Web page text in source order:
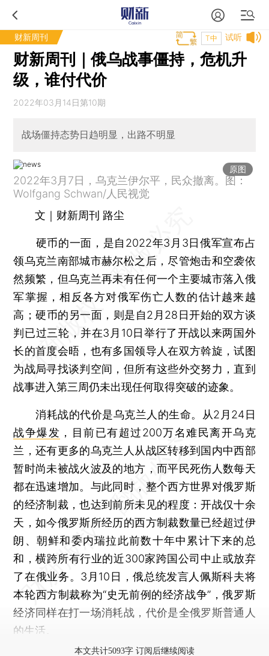
财新周刊 试听
T中
财新周刊｜俄乌战事僵持，危机升
级，谁付代价
2022年03月14日第10期
战场僵持态势日趋明显，出路不明显
原图
2022年3月7日，乌克兰伊尔平，民众撤离。图：
Wolfgang Schwan/人民视觉
文｜财新周刊 路尘
硬币的一面，是自2022年3月3日俄军宣布占
领乌克兰南部城市赫尔松之后，尽管炮击和空袭依
然频繁，但乌克兰再未有任何一个主要城市落入俄
军掌握，相反各方对俄军伤亡人数的估计越来越
高；硬币的另一面，则是自2月28日开始的双方谈
判已过三轮，并在3月10日举行了开战以来两国外
长的首度会晤，也有多国领导人在双方斡旋，试图
为战局寻找谈判空间，但所有这些外交努力，直到
战事进入第三周仍未出现任何取得突破的迹象。
消耗战的代价是乌克兰人的生命。从2月24日
战争爆发 ，目前已有超过200万名难民离开乌克
兰，还有更多的乌克兰人从战区转移到国内中西部
暂时尚未被战火波及的地方，而平民死伤人数每天
都在迅速增加。与此同时，整个西方世界对俄罗斯
的经济制裁，也达到前所未见的程度：开战仅十余
天，如今俄罗斯所经历的西方制裁数量已经超过伊
朗、朝鲜和委内瑞拉此前数十年中累计下来的总
和，横跨所有行业的近300家跨国公司中止或放弃
了在俄业务。3月10日，俄总统发言人佩斯科夫将
本轮西方制裁称为“史无前例的经济战争”，俄罗斯
经济同样在打一场消耗战，代价是全俄罗斯普通人
的生活。
本文共计5093字 订阅后继续阅读